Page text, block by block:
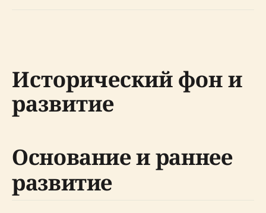
Исторический фон и
развитие
Основание и раннее
развитие